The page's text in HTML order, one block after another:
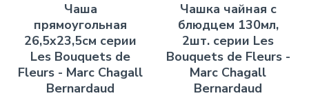
Чаша
прямоугольная
26,5х23,5см серии
Les Bouquets de
Fleurs - Marc Chagall
Bernardaud
Чашка чайная с
блюдцем 130мл,
2шт. серии Les
Bouquets de Fleurs -
Marc Chagall
Bernardaud